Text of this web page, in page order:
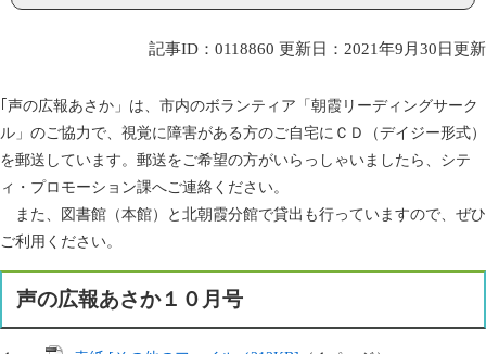
記事ID：0118860 更新日：2021年9月30日更新
｢声の広報あさか」は、市内のボランティア「朝霞リーディングサーク
ル」のご協力で、視覚に障害がある方のご自宅にＣＤ（デイジー形式）
を郵送しています。郵送をご希望の方がいらっしゃいましたら、シテ
ィ・プロモーション課へご連絡ください。
また、図書館（本館）と北朝霞分館で貸出も行っていますので、ぜひ
ご利用ください。
声の広報あさか１０月号